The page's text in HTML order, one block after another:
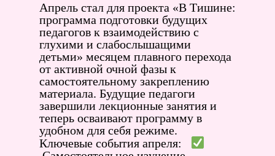
Апрель стал для проекта «В Тишине:
программа подготовки будущих
педагогов к взаимодействию с
глухими и слабослышащими
детьми» месяцем плавного перехода
от активной очной фазы к
самостоятельному закреплению
материала. Будущие педагоги
завершили лекционные занятия и
теперь осваивают программу в
удобном для себя режиме.
Ключевые события апреля: